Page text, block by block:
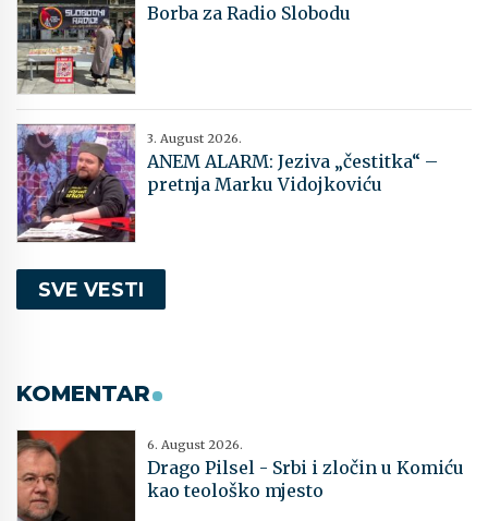
Borba za Radio Slobodu
3. August 2026.
ANEM ALARM: Jeziva „čestitka“ –
pretnja Marku Vidojkoviću
SVE VESTI
KOMENTAR
6. August 2026.
Drago Pilsel - Srbi i zločin u Komiću
kao teološko mjesto